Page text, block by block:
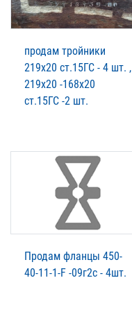
продам тройники
219х20 ст.15ГС - 4 шт. ,
219х20 -168х20
ст.15ГС -2 шт.
Продам фланцы 450-
40-11-1-F -09г2c - 4шт.